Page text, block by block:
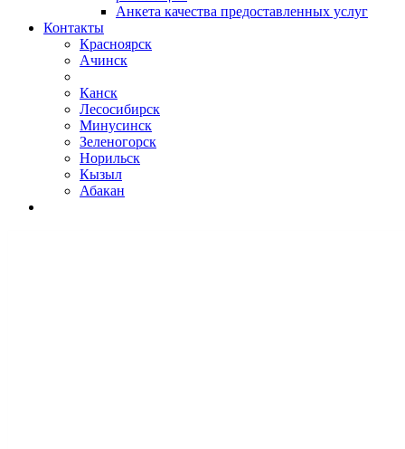
Анкета качества предоставленных услуг
Контакты
Красноярск
Ачинск
Канск
Лесосибирск
Минусинск
Зеленогорск
Норильск
Кызыл
Абакан